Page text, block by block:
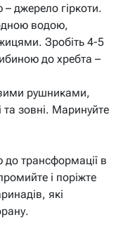
джерело гіркоти.
водою,
Зробіть 4-5
до хребта –
рушниками,
та зовні. Маринуйте
до трансформації в
і поріжте
які